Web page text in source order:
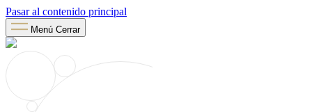
Pasar al contenido principal
Menú Cerrar